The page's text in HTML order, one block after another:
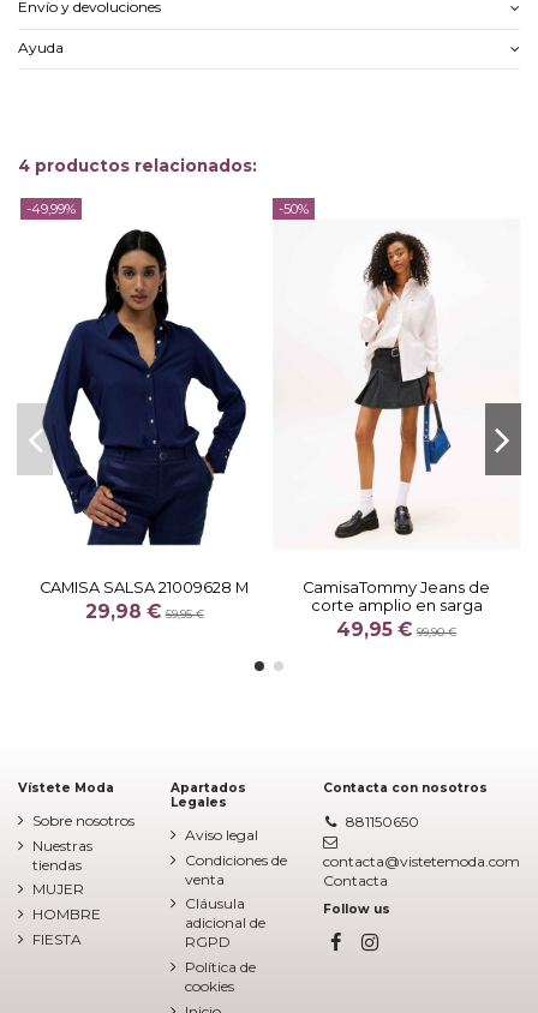
Envío y devoluciones
Ayuda
4 productos relacionados:
-49,99%
CAMISA SALSA 21009628 M
29,98 €59,95 €
-50%
CamisaTommy Jeans de
corte amplio en sarga
49,95 € 99,90 €
Vístete Moda
Sobre nosotros
Nuestras
tiendas
MUJER
HOMBRE
FIESTA
Apartados
Legales
Aviso legal
Condiciones de
venta
Cláusula
adicional de
RGPD
Política de
cookies
Contacta con nosotros
881150650
contacta@vistetemoda.com
Contacta
Follow us